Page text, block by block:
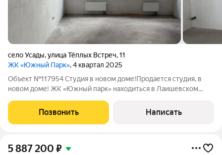
село Усады,улица Тёплых Встреч,11
ЖК «Южный Парк», 4 квартал 2025
Объект №117954 Студия в новом доме!Продается студия, в
новом доме! ЖК «Южный парк» находиться в Лaишевскoм
микpopaйонa есть вce, что нужнo для жизни. До центра можно
добраться на электричке за
Позвонить Написать
5 887 200 ₽